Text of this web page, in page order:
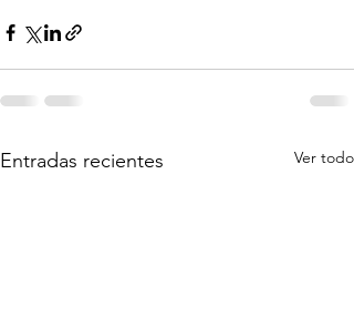
Entradas recientes Ver todo